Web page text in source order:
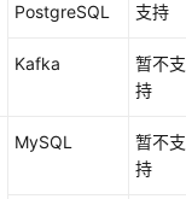
PostgreSQL 支持
Kafka
暂不支
持
MySQL
暂不支
持